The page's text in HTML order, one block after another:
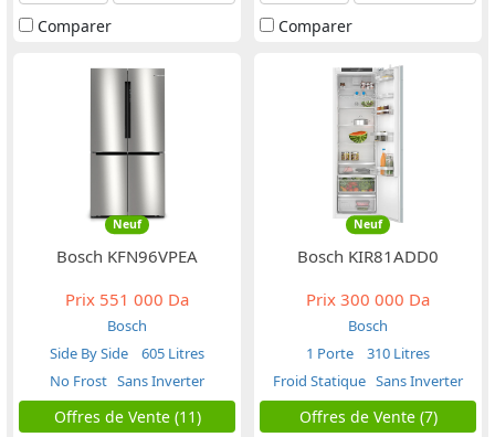
Comparer
Comparer
Neuf
Bosch KFN96VPEA
Prix 551 000 Da
Bosch
Side By Side
605 Litres
No Frost Sans Inverter
Offres de Vente (11)
Neuf
Bosch KIR81ADD0
Prix 300 000 Da
Bosch
1 Porte
310 Litres
Froid Statique Sans Inverter
Offres de Vente (7)